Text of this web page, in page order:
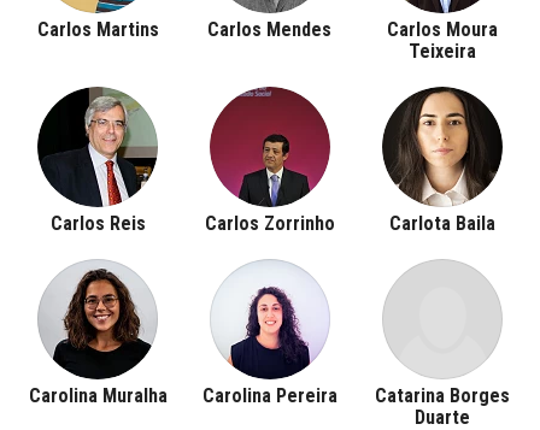
Carlos Martins Carlos Mendes
Carlos Moura
Teixeira
Carlos Reis Carlos Zorrinho Carlota Baila
Carolina Muralha Carolina Pereira
Catarina Borges
Duarte